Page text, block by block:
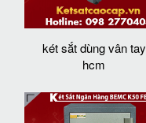
két sắt dùng vân tay
hcm